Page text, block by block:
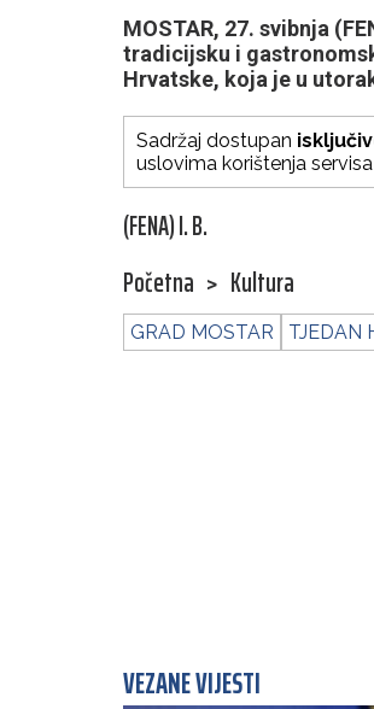
MOSTAR, 27. svibnja
tradicijsku i
Hrvatske, koja je u
Sadržaj dostupan
uslovima korištenja
(FENA) I. B.
Početna > Kultura
GRAD MOSTAR TJEDAN
VEZANE VIJESTI